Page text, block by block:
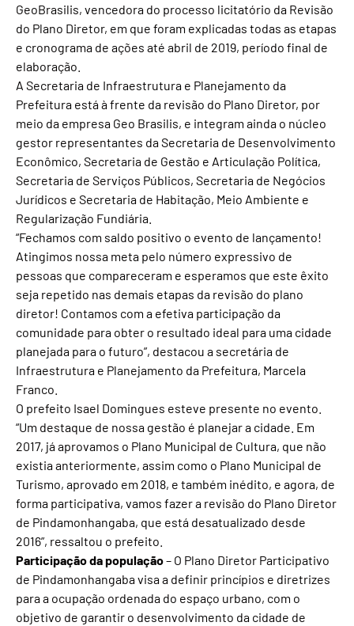
GeoBrasilis, vencedora do processo licitatório da Revisão
do Plano Diretor, em que foram explicadas todas as etapas
e cronograma de ações até abril de 2019, período final de
elaboração.
A Secretaria de Infraestrutura e Planejamento da
Prefeitura está à frente da revisão do Plano Diretor, por
meio da empresa Geo Brasilis, e integram ainda o núcleo
gestor representantes da Secretaria de Desenvolvimento
Econômico, Secretaria de Gestão e Articulação Política,
Secretaria de Serviços Públicos, Secretaria de Negócios
Jurídicos e Secretaria de Habitação, Meio Ambiente e
Regularização Fundiária.
“Fechamos com saldo positivo o evento de lançamento!
Atingimos nossa meta pelo número expressivo de
pessoas que compareceram e esperamos que este êxito
seja repetido nas demais etapas da revisão do plano
diretor! Contamos com a efetiva participação da
comunidade para obter o resultado ideal para uma cidade
planejada para o futuro”, destacou a secretária de
Infraestrutura e Planejamento da Prefeitura, Marcela
Franco.
O prefeito Isael Domingues esteve presente no evento.
“Um destaque de nossa gestão é planejar a cidade. Em
2017, já aprovamos o Plano Municipal de Cultura, que não
existia anteriormente, assim como o Plano Municipal de
Turismo, aprovado em 2018, e também inédito, e agora, de
forma participativa, vamos fazer a revisão do Plano Diretor
de Pindamonhangaba, que está desatualizado desde
2016”, ressaltou o prefeito.
Participação da população– O Plano Diretor Participativo
de Pindamonhangaba visa a definir princípios e diretrizes
para a ocupação ordenada do espaço urbano, com o
objetivo de garantir o desenvolvimento da cidade de